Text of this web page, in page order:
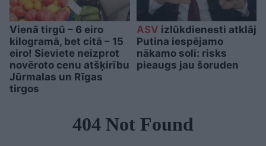
Vienā tirgū – 6 eiro
kilogramā, bet citā – 15
eiro! Sieviete neizprot
novēroto cenu atšķirību
Jūrmalas un Rīgas
tirgos
ASV izlūkdienesti atklāj
Putina iespējamo
nākamo soli: risks
pieaugs jau šoruden